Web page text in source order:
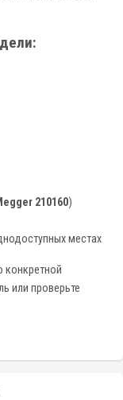
210160)
местах
конкретной
или проверьте